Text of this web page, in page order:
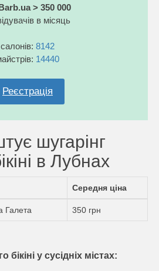
> 350 000
в місяць
салонів: 8142
14440
Реєстрація
шугарінг
в Лубнах
Середня ціна
Галета 350 грн
бікіні у сусідніх містах: